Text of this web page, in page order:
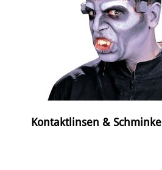
Kontaktlinsen & Schminke